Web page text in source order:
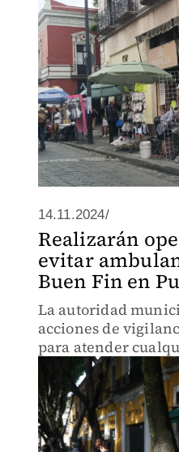
14.11.2024/
Realizarán
evitar
Buen Fin en
La autoridad
acciones de
para atender